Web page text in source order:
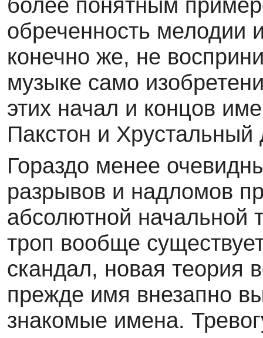
обреченность мелодии
конечно же, не
музыке само
этих начал и концов
Пакстон и
Гораздо менее
разрывов и надломов
абсолютной начальной
троп вообще
скандал, новая теория
прежде имя внезапно
знакомые имена.